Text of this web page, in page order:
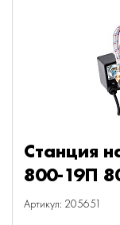
Станция
800-19П
Артикул: 205651